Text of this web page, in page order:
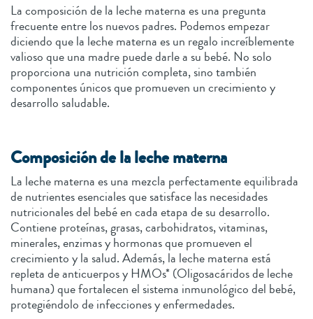
La composición de la leche materna es una pregunta
frecuente entre los nuevos padres. Podemos empezar
diciendo que la leche materna es un regalo increíblemente
valioso que una madre puede darle a su bebé. No solo
proporciona una nutrición completa, sino también
componentes únicos que promueven un crecimiento y
desarrollo saludable.
Composición de la leche materna
La leche materna es una mezcla perfectamente equilibrada
de nutrientes esenciales que satisface las necesidades
nutricionales del bebé en cada etapa de su desarrollo.
Contiene proteínas, grasas, carbohidratos, vitaminas,
minerales, enzimas y hormonas que promueven el
crecimiento y la salud. Además, la leche materna está
repleta de anticuerpos y HMOs* (Oligosacáridos de leche
humana) que fortalecen el sistema inmunológico del bebé,
protegiéndolo de infecciones y enfermedades.